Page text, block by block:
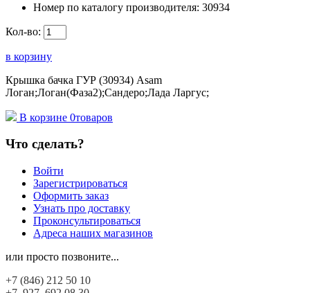
Номер по каталогу производителя: 30934
Кол-во:
в корзину
Крышка бачка ГУР (30934) Asam
Логан;Логан(Фаза2);Сандеро;Лада Ларгус;
В корзине 0товаров
Что сделать?
Войти
Зарегистрироваться
Оформить заказ
Узнать про доставку
Проконсультироваться
Адреса наших магазинов
или просто позвоните...
+7 (846) 212 50 10